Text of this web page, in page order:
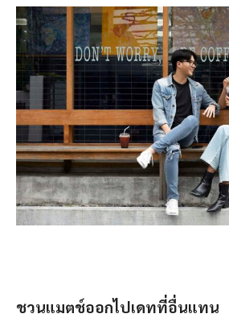
ชวนแมตช์ออกไปเดทที่อื่นแทน